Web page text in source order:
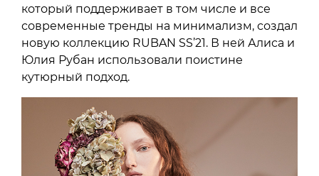
который поддерживает в том числе и все
современные тренды на минимализм, создал
новую коллекцию RUBAN SS’21. В ней Алиса и
Юлия Рубан использовали поистине
кутюрный подход.